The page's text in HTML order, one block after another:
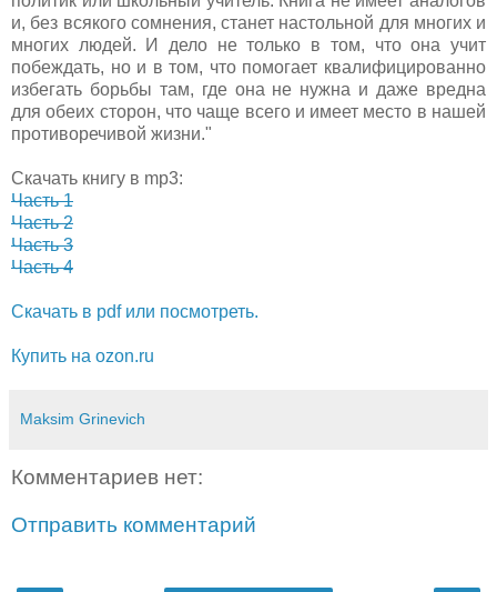
и, без всякого сомнения, станет настольной для многих и
многих людей. И дело не только в том, что она учит
побеждать, но и в том, что помогает квалифицированно
избегать борьбы там, где она не нужна и даже вредна
для обеих сторон, что чаще всего и имеет место в нашей
противоречивой жизни."
Скачать книгу в mp3:
Часть 1
Часть 2
Часть 3
Часть 4
Скачать в pdf или посмотреть.
Купить на ozon.ru
Maksim Grinevich
Комментариев нет:
Отправить комментарий